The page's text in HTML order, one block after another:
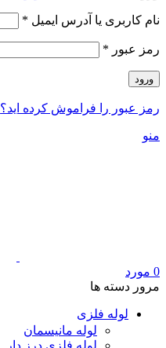
نام کاربری یا آدرس ایمیل *
رمز عبور *
ورود
رمز عبور را فراموش کرده اید؟
منو
0 مورد
مرور دسته ها
لوله فلزی
لوله مانیسمان
لوله فلزی درز دار